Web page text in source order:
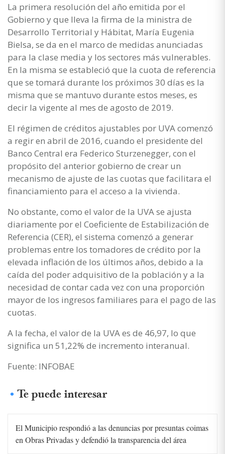
La primera resolución del año emitida por el
Gobierno y que lleva la firma de la ministra de
Desarrollo Territorial y Hábitat, María Eugenia
Bielsa, se da en el marco de medidas anunciadas
para la clase media y los sectores más vulnerables.
En la misma se estableció que la cuota de referencia
que se tomará durante los próximos 30 días es la
misma que se mantuvo durante estos meses, es
decir la vigente al mes de agosto de 2019.
El régimen de créditos ajustables por UVA comenzó
a regir en abril de 2016, cuando el presidente del
Banco Central era Federico Sturzenegger, con el
propósito del anterior gobierno de crear un
mecanismo de ajuste de las cuotas que facilitara el
financiamiento para el acceso a la vivienda.
No obstante, como el valor de la UVA se ajusta
diariamente por el Coeficiente de Estabilización de
Referencia (CER), el sistema comenzó a generar
problemas entre los tomadores de crédito por la
elevada inflación de los últimos años, debido a la
caída del poder adquisitivo de la población y a la
necesidad de contar cada vez con una proporción
mayor de los ingresos familiares para el pago de las
cuotas.
A la fecha, el valor de la UVA es de 46,97, lo que
significa un 51,22% de incremento interanual.
Fuente: INFOBAE
Te puede interesar
El Municipio respondió a las denuncias por presuntas coimas
en Obras Privadas y defendió la transparencia del área